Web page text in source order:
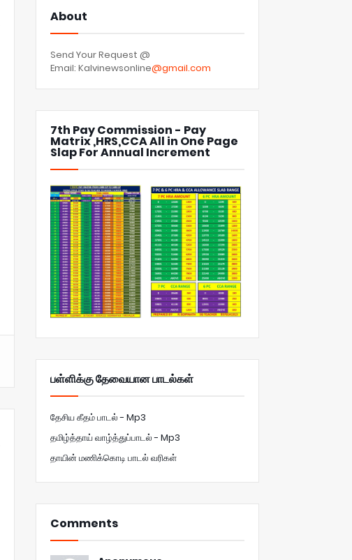
About
Send Your Request @
Email: Kalvinewsonline@gmail.com
7th Pay Commission - Pay
Matrix ,HRS,CCA All in One Page
Slap For Annual Increment
பள்ளிக்கு தேவையான பாடல்கள்
தேசிய கீதம் பாடல் - Mp3
தமிழ்த்தாய் வாழ்த்துப்பாடல் - Mp3
தாயின் மணிக்கொடி பாடல் வரிகள்
Comments